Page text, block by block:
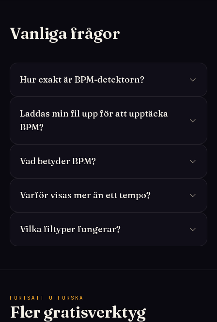
Vanliga frågor
Hur exakt är BPM-detektorn?
Laddas min fil upp för att upptäcka
BPM?
Vad betyder BPM?
Varför visas mer än ett tempo?
Vilka filtyper fungerar?
FORTSÄTT UTFORSKA
Fler gratisverktyg